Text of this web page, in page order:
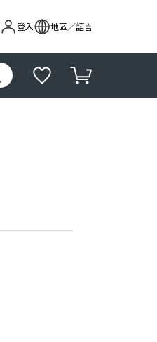
登入 地區／語言